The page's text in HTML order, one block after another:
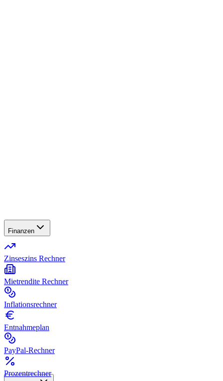
Finanzen
Zinseszins Rechner
Mietrendite Rechner
Inflationsrechner
Entnahmeplan
PayPal-Rechner
Prozentrechner